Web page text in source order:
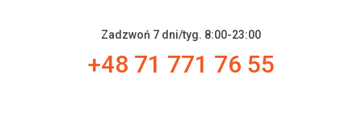
Zadzwoń 7 dni/tyg. 8:00-23:00
+48 71 771 76 55